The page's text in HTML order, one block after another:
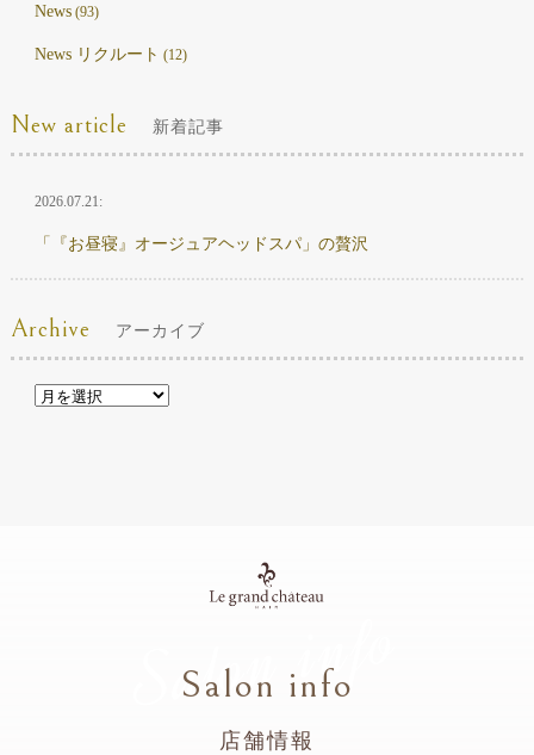
News(93)
News リクルート (12)
New article 新着記事
2026.07.21:
「『お昼寝』オージュアヘッドスパ」の贅沢
Archive アーカイブ
Salon info
Salon info
店舗情報